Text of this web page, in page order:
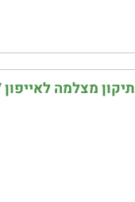
תיקון מצלמה לאייפון 17